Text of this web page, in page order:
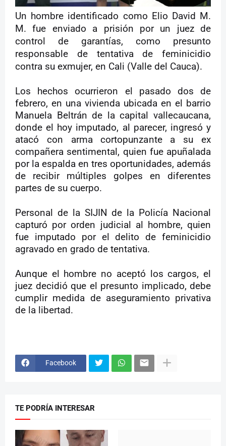
Un hombre identificado como Elio David M.
M. fue enviado a prisión por un juez de
control de garantías, como presunto
responsable de tentativa de feminicidio
contra su exmujer, en Cali (Valle del Cauca).
Los hechos ocurrieron el pasado dos de
febrero, en una vivienda ubicada en el barrio
Manuela Beltrán de la capital vallecaucana,
donde el hoy imputado, al parecer, ingresó y
atacó con arma cortopunzante a su ex
compañera sentimental, quien fue apuñalada
por la espalda en tres oportunidades, además
de recibir múltiples golpes en diferentes
partes de su cuerpo.
Personal de la SIJIN de la Policía Nacional
capturó por orden judicial al hombre, quien
fue imputado por el delito de feminicidio
agravado en grado de tentativa.
Aunque el hombre no aceptó los cargos, el
juez decidió que el presunto implicado, debe
cumplir medida de aseguramiento privativa
de la libertad.
Facebook
TE PODRÍA INTERESAR